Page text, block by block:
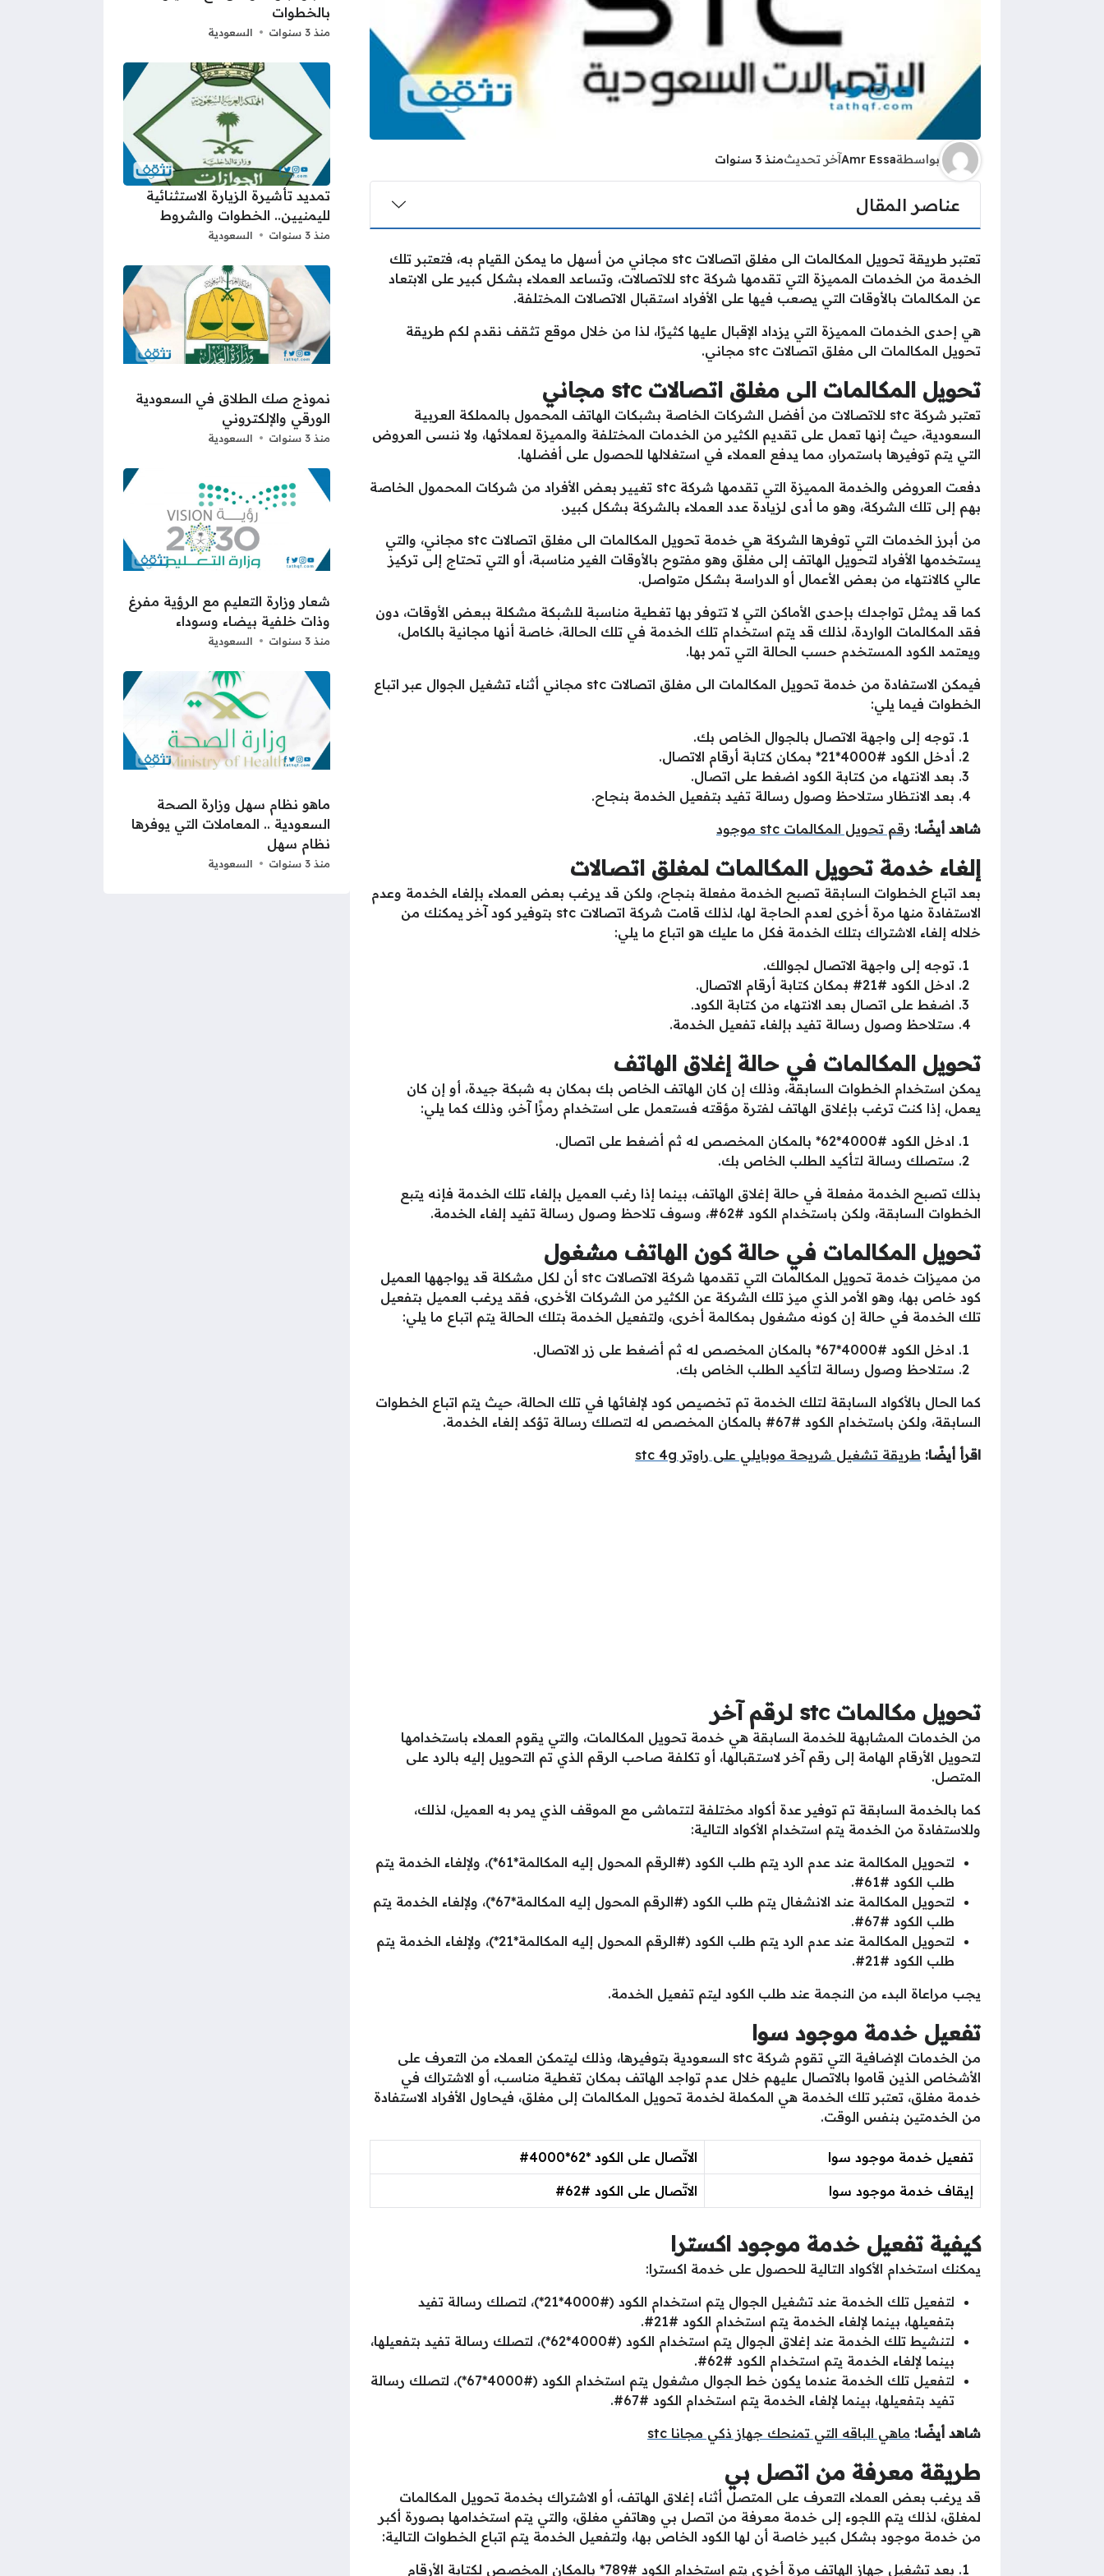
بالخطوات
منذ 3 سنوات السعودية
تمديد تأشيرة الزيارة الاستثنائية
لليمنيين.. الخطوات والشروط
منذ 3 سنوات السعودية
نموذج صك الطلاق في السعودية
الورقي والإلكتروني
منذ 3 سنوات السعودية
شعار وزارة التعليم مع الرؤية مفرغ
وذات خلفية بيضاء وسوداء
منذ 3 سنوات السعودية
ماهو نظام سهل وزارة الصحة
السعودية .. المعاملات التي يوفرها
نظام سهل
منذ 3 سنوات السعودية
بواسطةAmr Essaآخر تحديثمنذ 3 سنوات
عناصر المقال
تعتبر طريقة تحويل المكالمات الى مغلق اتصالات stc مجاني من أسهل ما يمكن القيام به، فتعتبر تلك
الخدمة من الخدمات المميزة التي تقدمها شركة stc للاتصالات، وتساعد العملاء بشكل كبير على الابتعاد
عن المكالمات بالأوقات التي يصعب فيها على الأفراد استقبال الاتصالات المختلفة.
هي إحدى الخدمات المميزة التي يزداد الإقبال عليها كثيرًا، لذا من خلال موقع تثقف نقدم لكم طريقة
تحويل المكالمات الى مغلق اتصالات stc مجاني.
تحويل المكالمات الى مغلق اتصالاتstc مجاني
تعتبر شركة stc للاتصالات من أفضل الشركات الخاصة بشبكات الهاتف المحمول بالمملكة العربية
السعودية، حيث إنها تعمل على تقديم الكثير من الخدمات المختلفة والمميزة لعملائها، ولا ننسى العروض
التي يتم توفيرها باستمرار، مما يدفع العملاء في استغلالها للحصول على أفضلها.
دفعت العروض والخدمة المميزة التي تقدمها شركة stc تغيير بعض الأفراد من شركات المحمول الخاصة
بهم إلى تلك الشركة، وهو ما أدى لزيادة عدد العملاء بالشركة بشكل كبير.
من أبرز الخدمات التي توفرها الشركة هي خدمة تحويل المكالمات الى مغلق اتصالات stc مجاني، والتي
يستخدمها الأفراد لتحويل الهاتف إلى مغلق وهو مفتوح بالأوقات الغير مناسبة، أو التي تحتاج إلى تركيز
عالي كالانتهاء من بعض الأعمال أو الدراسة بشكل متواصل.
كما قد يمثل تواجدك بإحدى الأماكن التي لا تتوفر بها تغطية مناسبة للشبكة مشكلة ببعض الأوقات، دون
فقد المكالمات الواردة، لذلك قد يتم استخدام تلك الخدمة في تلك الحالة، خاصة أنها مجانية بالكامل،
ويعتمد الكود المستخدم حسب الحالة التي تمر بها.
فيمكن الاستفادة من خدمة تحويل المكالمات الى مغلق اتصالات stc مجاني أثناء تشغيل الجوال عبر اتباع
الخطوات فيما يلي:
توجه إلى واجهة الاتصال بالجوال الخاص بك.
أدخل الكود #4000*21* بمكان كتابة أرقام الاتصال.
بعد الانتهاء من كتابة الكود اضغط على اتصال.
بعد الانتظار ستلاحظ وصول رسالة تفيد بتفعيل الخدمة بنجاح.
شاهد أيضًا: رقم تحويل المكالمات stc موجود
إلغاء خدمة تحويل المكالمات لمغلق اتصالات
بعد اتباع الخطوات السابقة تصبح الخدمة مفعلة بنجاح، ولكن قد يرغب بعض العملاء بإلغاء الخدمة وعدم
الاستفادة منها مرة أخرى لعدم الحاجة لها، لذلك قامت شركة اتصالات stc بتوفير كود آخر يمكنك من
خلاله إلغاء الاشتراك بتلك الخدمة فكل ما عليك هو اتباع ما يلي:
توجه إلى واجهة الاتصال لجوالك.
ادخل الكود #21# بمكان كتابة أرقام الاتصال.
اضغط على اتصال بعد الانتهاء من كتابة الكود.
ستلاحظ وصول رسالة تفيد بإلغاء تفعيل الخدمة.
تحويل المكالمات في حالة إغلاق الهاتف
يمكن استخدام الخطوات السابقة، وذلك إن كان الهاتف الخاص بك بمكان به شبكة جيدة، أو إن كان
يعمل، إذا كنت ترغب بإغلاق الهاتف لفترة مؤقته فستعمل على استخدام رمزًا آخر، وذلك كما يلي:
ادخل الكود #4000*62* بالمكان المخصص له ثم أضغط على اتصال.
ستصلك رسالة لتأكيد الطلب الخاص بك.
بذلك تصبح الخدمة مفعلة في حالة إغلاق الهاتف، بينما إذا رغب العميل بإلغاء تلك الخدمة فإنه يتبع
الخطوات السابقة، ولكن باستخدام الكود #62#، وسوف تلاحظ وصول رسالة تفيد إلغاء الخدمة.
تحويل المكالمات في حالة كون الهاتف مشغول
من مميزات خدمة تحويل المكالمات التي تقدمها شركة الاتصالات stc أن لكل مشكلة قد يواجهها العميل
كود خاص بها، وهو الأمر الذي ميز تلك الشركة عن الكثير من الشركات الأخرى، فقد يرغب العميل بتفعيل
تلك الخدمة في حالة إن كونه مشغول بمكالمة أخرى، ولتفعيل الخدمة بتلك الحالة يتم اتباع ما يلي:
ادخل الكود #4000*67* بالمكان المخصص له ثم أضغط على زر الاتصال.
ستلاحظ وصول رسالة لتأكيد الطلب الخاص بك.
كما الحال بالأكواد السابقة لتلك الخدمة تم تخصيص كود لإلغائها في تلك الحالة، حيث يتم اتباع الخطوات
السابقة، ولكن باستخدام الكود #67# بالمكان المخصص له لتصلك رسالة تؤكد إلغاء الخدمة.
اقرأ أيضًا: طريقة تشغيل شريحة موبايلي على راوتر stc 4g
تحويل مكالماتstc لرقم آخر
من الخدمات المشابهة للخدمة السابقة هي خدمة تحويل المكالمات، والتي يقوم العملاء باستخدامها
لتحويل الأرقام الهامة إلى رقم آخر لاستقبالها، أو تكلفة صاحب الرقم الذي تم التحويل إليه بالرد على
المتصل.
كما بالخدمة السابقة تم توفير عدة أكواد مختلفة لتتماشى مع الموقف الذي يمر به العميل، لذلك،
وللاستفادة من الخدمة يتم استخدام الأكواد التالية:
لتحويل المكالمة عند عدم الرد يتم طلب الكود (#الرقم المحول إليه المكالمة*61*)، ولإلغاء الخدمة يتم
طلب الكود #61#.
لتحويل المكالمة عند الانشغال يتم طلب الكود (#الرقم المحول إليه المكالمة*67*)، ولإلغاء الخدمة يتم
طلب الكود #67#.
لتحويل المكالمة عند عدم الرد يتم طلب الكود (#الرقم المحول إليه المكالمة*21*)، ولإلغاء الخدمة يتم
طلب الكود #21#.
يجب مراعاة البدء من النجمة عند طلب الكود ليتم تفعيل الخدمة.
تفعيل خدمة موجود سوا
من الخدمات الإضافية التي تقوم شركة stc السعودية بتوفيرها، وذلك ليتمكن العملاء من التعرف على
الأشخاص الذين قاموا بالاتصال عليهم خلال عدم تواجد الهاتف بمكان تغطية مناسب، أو الاشتراك في
خدمة مغلق، تعتبر تلك الخدمة هي المكملة لخدمة تحويل المكالمات إلى مغلق، فيحاول الأفراد الاستفادة
من الخدمتين بنفس الوقت.
تفعيل خدمة موجود سوا الاتّصال على الكود *62*4000#
إيقاف خدمة موجود سوا الاتّصال على الكود #62#
كيفية تفعيل خدمة موجود اكسترا
يمكنك استخدام الأكواد التالية للحصول على خدمة اكسترا:
لتفعيل تلك الخدمة عند تشغيل الجوال يتم استخدام الكود (#4000*21*)، لتصلك رسالة تفيد
بتفعيلها، بينما لإلغاء الخدمة يتم استخدام الكود #21#.
لتنشيط تلك الخدمة عند إغلاق الجوال يتم استخدام الكود (#4000*62*)، لتصلك رسالة تفيد بتفعيلها،
بينما لإلغاء الخدمة يتم استخدام الكود #62#.
لتفعيل تلك الخدمة عندما يكون خط الجوال مشغول يتم استخدام الكود (#4000*67*)، لتصلك رسالة
تفيد بتفعيلها، بينما لإلغاء الخدمة يتم استخدام الكود #67#.
شاهد أيضًا: ماهي الباقه التي تمنحك جهاز ذكي مجانا stc
طريقة معرفة من اتصل بي
قد يرغب بعض العملاء التعرف على المتصل أثناء إغلاق الهاتف، أو الاشتراك بخدمة تحويل المكالمات
لمغلق، لذلك يتم اللجوء إلى خدمة معرفة من اتصل بي وهاتفي مغلق، والتي يتم استخدامها بصورة أكبر
من خدمة موجود بشكل كبير خاصة أن لها الكود الخاص بها، ولتفعيل الخدمة يتم اتباع الخطوات التالية:
بعد تشغيل جهاز الهاتف مرة أخرى يتم استخدام الكود #789* بالمكان المخصص لكتابة الأرقام